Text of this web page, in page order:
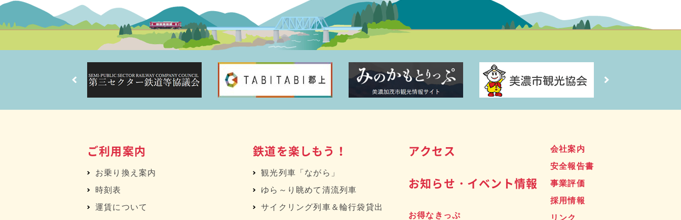
ご利用案内
お乗り換え案内
時刻表
運賃について
鉄道を楽しもう！
観光列車「ながら」
ゆら～り眺めて清流列車
サイクリング列車＆輪行袋貸出
アクセス
お知らせ・イベント情報
お得なきっぷ
会社案内
安全報告書
事業評価
採用情報
リンク